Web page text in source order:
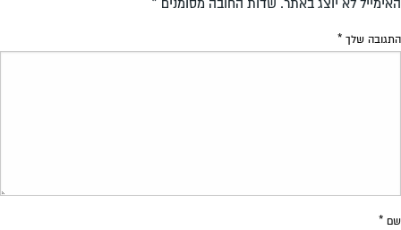
האימייל לא יוצג באתר. שדות החובה מסומנים *
התגובה שלך *
שם *